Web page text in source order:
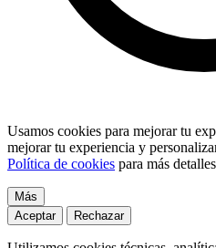
Usamos cookies para mejorar tu
mejorar tu experiencia y
Política de cookies para más
Más
Aceptar
Rechazar